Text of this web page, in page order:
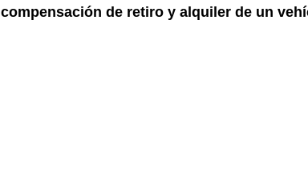
compensación de retiro y alquiler de un